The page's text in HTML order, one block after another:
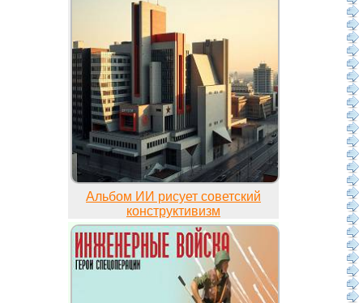
Альбом ИИ рисует советский
конструктивизм